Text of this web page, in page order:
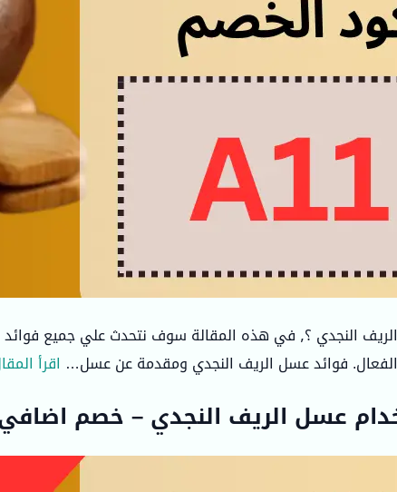
ما هي فوائد عسل الريف النجدي ؟٫ في هذه المقالة سوف
فوائد عسل الريف النجدي ومقدمة عن عسل… اقرأ
عسل الريف النجدي – خصم اضافي